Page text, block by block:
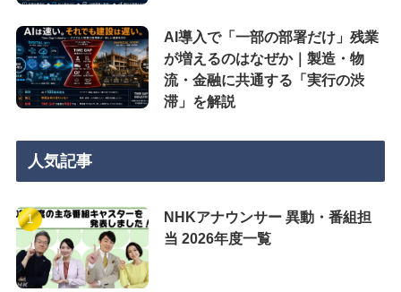
AI導入で「一部の部署だけ」残業
が増えるのはなぜか｜製造・物
流・金融に共通する「実行の渋
滞」を解説
人気記事
NHKアナウンサー 異動・番組担
当 2026年度一覧